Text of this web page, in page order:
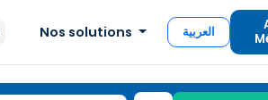
Nos solutions العربية